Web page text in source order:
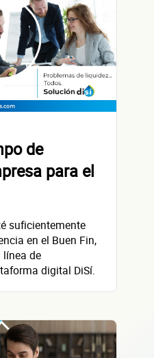
de
para el
suficientemente
en el Buen Fin,
de
digital DiSí.
de forma integral.